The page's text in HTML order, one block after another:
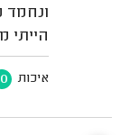
ונחמד
הייתי
איכות